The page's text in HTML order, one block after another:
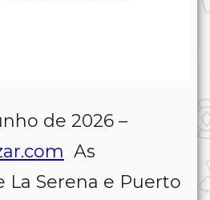
de 2026 –
As
La Serena e Puerto